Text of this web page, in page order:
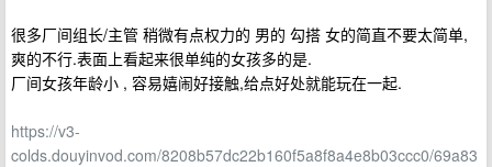
很多厂间组长/主管 稍微有点权力的 男的 勾搭 女的简直不要太简单,
爽的不行.表面上看起来很单纯的女孩多的是.
厂间女孩年龄小 , 容易嬉闹好接触,给点好处就能玩在一起.
https://v3-
colds.douyinvod.com/8208b57dc22b160f5a8f8a4e8b03ccc0/69a83